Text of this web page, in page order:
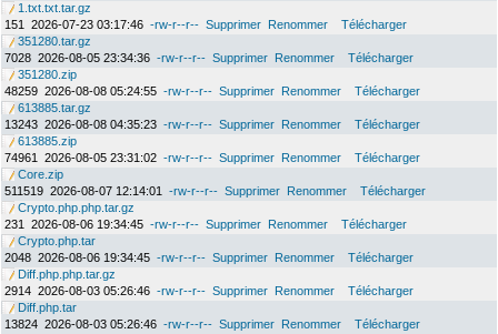
1.txt.txt.tar.gz
151
2026-07-23 03:17:46 -rw-r--r-- Supprimer Renommer
Télécharger
351280.tar.gz
7028 2026-08-05 23:34:36 -rw-r--r-- Supprimer Renommer
Télécharger
351280.zip
48259 2026-08-08 05:24:55 -rw-r--r-- Supprimer Renommer
Télécharger
613885.tar.gz
13243 2026-08-08 04:35:23 -rw-r--r-- Supprimer Renommer
Télécharger
613885.zip
74961
2026-08-05 23:31:02 -rw-r--r-- Supprimer Renommer
Télécharger
Core.zip
511519 2026-08-07 12:14:01 -rw-r--r-- Supprimer Renommer
Télécharger
Crypto.php.php.tar.gz
231
2026-08-06 19:34:45 -rw-r--r-- Supprimer Renommer
Télécharger
Crypto.php.tar
2048 2026-08-06 19:34:45 -rw-r--r-- Supprimer Renommer
Télécharger
Diff.php.php.tar.gz
2914 2026-08-03 05:26:46 -rw-r--r-- Supprimer Renommer
Télécharger
Diff.php.tar
13824 2026-08-03 05:26:46 -rw-r--r-- Supprimer Renommer
Télécharger